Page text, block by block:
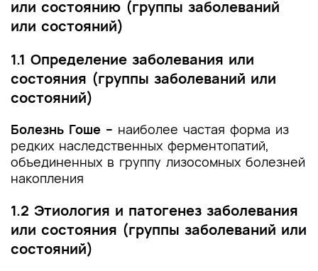
препарата
Приложение В. Информация для пациента
Приложение Г1-ГN. Шкалы оценки, вопросники
пациента, приведенные в клинических
рекомендациях
или состоянию (группы заболеваний
или состояний)
1.1 Определение заболевания или
состояния (группы заболеваний или
состояний)
Болезнь Гоше – наиболее частая форма из
редких наследственных ферментопатий,
объединенных в группу лизосомных болезней
накопления
1.2 Этиология и патогенез заболевания
или состояния (группы заболеваний или
состояний)